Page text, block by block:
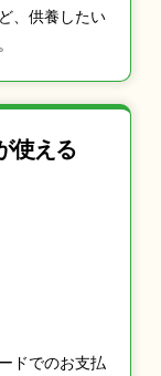
、供養したい
使える
ドでのお支払